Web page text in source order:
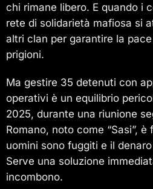
chi rimane libero. E quando i
rete di solidarietà mafiosa si
altri clan per garantire la
prigioni.
Ma gestire 35 detenuti con
operativi è un equilibrio
2025, durante una riunione
Romano, noto come “Sasi”,
uomini sono fuggiti e il
Serve una soluzione
incombono.